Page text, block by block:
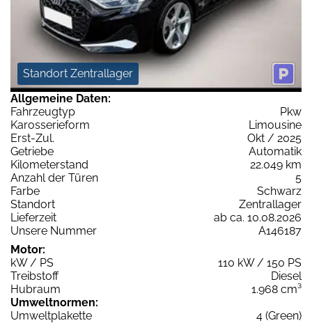
Standort Zentrallager
Allgemeine Daten:
Fahrzeugtyp
Pkw
Karosserieform
Limousine
Erst-Zul.
Okt / 2025
Getriebe
Automatik
Kilometerstand
22.049 km
Anzahl der Türen
5
Farbe
Schwarz
Standort
Zentrallager
Lieferzeit
ab ca. 10.08.2026
Unsere Nummer
A146187
Motor:
kW / PS
110 kW / 150 PS
Treibstoff
Diesel
Hubraum
1.968 cm³
Umweltnormen:
Umweltplakette
4 (Green)